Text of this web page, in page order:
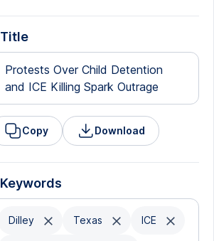
Title
Protests Over Child Detention
and ICE Killing Spark Outrage
Copy Download
Keywords
Dilley Texas ICE